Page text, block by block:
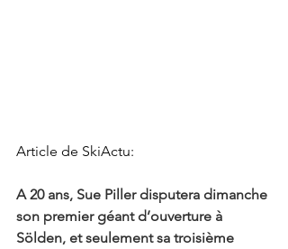
Article de SkiActu:
A 20 ans, Sue Piller disputera dimanche
son premier géant d’ouverture à
Sölden, et seulement sa troisième